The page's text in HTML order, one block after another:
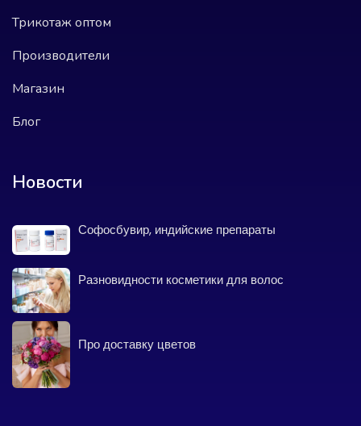
Трикотаж оптом
Производители
Магазин
Блог
Новости
Софосбувир, индийские препараты
Разновидности косметики для волос
Про доставку цветов